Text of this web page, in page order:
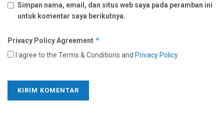
Simpan nama, email, dan situs web saya pada peramban ini
untuk komentar saya berikutnya.
Privacy Policy Agreement *
I agree to the Terms & Conditions and Privacy Policy.